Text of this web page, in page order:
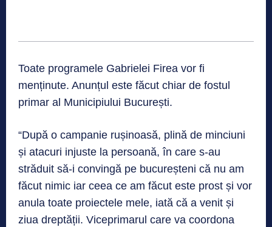
Toate programele Gabrielei Firea vor fi
menținute. Anunțul este făcut chiar de fostul
primar al Municipiului București.
“După o campanie rușinoasă, plină de minciuni
și atacuri injuste la persoană, în care s-au
străduit să-i convingă pe bucureșteni că nu am
făcut nimic iar ceea ce am făcut este prost și vor
anula toate proiectele mele, iată că a venit și
ziua dreptății. Viceprimarul care va coordona